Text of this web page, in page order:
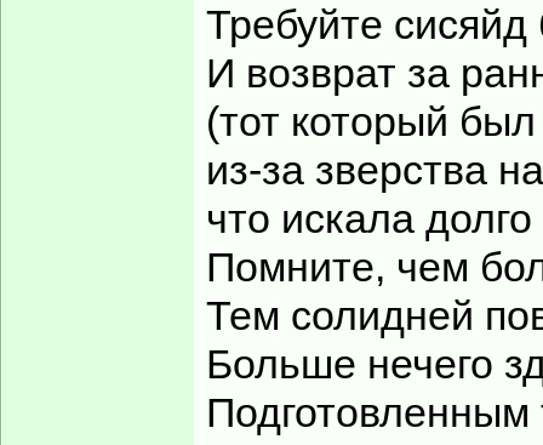
Требуйте
И возврат за
(тот который
из-за зверства
что искала
Помните, чем
Тем солидней
Больше нечего
Подготовленным